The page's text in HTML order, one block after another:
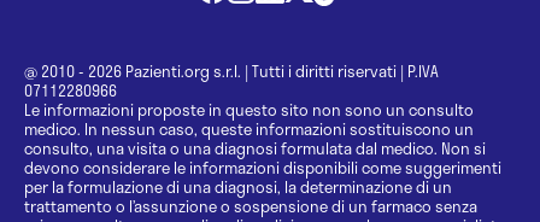
@ 2010 - 2026 Pazienti.org s.r.l. | Tutti i diritti riservati | P.IVA
07112280966
Le informazioni proposte in questo sito non sono un consulto
medico. In nessun caso, queste informazioni sostituiscono un
consulto, una visita o una diagnosi formulata dal medico. Non si
devono considerare le informazioni disponibili come suggerimenti
per la formulazione di una diagnosi, la determinazione di un
trattamento o l’assunzione o sospensione di un farmaco senza